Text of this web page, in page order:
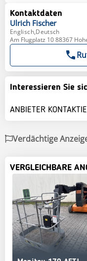
Kontaktdaten
Ulrich Fischer
Englisch,Deutsch
Am Flugplatz 10 88367
Interessieren Sie
ANBIETER
Verdächtige
VERGLEICHBARE